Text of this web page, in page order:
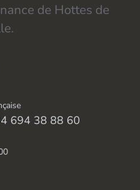
de Hottes de
694 38 88 60